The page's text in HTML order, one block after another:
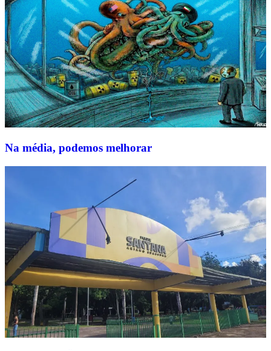
Na média, podemos melhorar